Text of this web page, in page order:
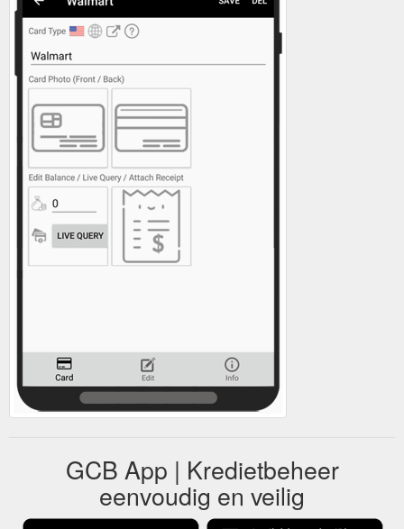
GCB App | Kredietbeheer
eenvoudig en veilig